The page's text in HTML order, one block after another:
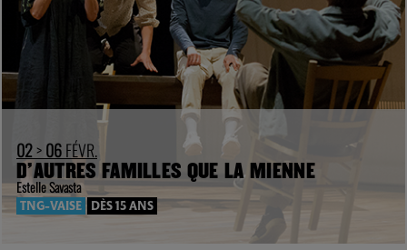
02>06FÉVR.
D’AUTRES FAMILLES QUE LA MIENNE
Estelle Savasta
TNG-VAISE DÈS 15 ANS